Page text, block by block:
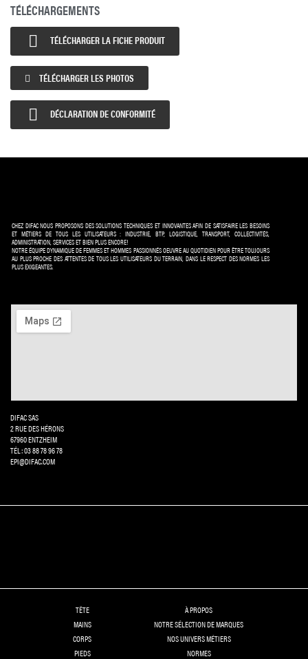
TÉLÉCHARGEMENTS
 TÉLÉCHARGER LA FICHE PRODUIT
TÉLÉCHARGER LES PHOTOS
 DÉCLARATION DE CONFORMITÉ
CHEZ DIFAC NOUS PROPOSONS DES SOLUTIONS TECHNIQUES ET INNOVANTES AFIN DE SATISFAIRE LES BESOINS
ET MÉTIERS DE TOUS LES UTILISATEURS : INDUSTRIE, BTP, LOGISTIQUE, TRANSPORT, COLLECTIVITÉS,
ADMINISTRATION, SERVICES ET BIEN PLUS ENCORE!
NOTRE ÉQUIPE DYNAMIQUE DE FEMMES ET HOMMES PASSIONNÉS OEUVRE AU QUOTIDIEN POUR ÊTRE TOUJOURS
AU PLUS PROCHE DES ATTENTES DE TOUS LES UTILISATEURS DU TERRAIN, DANS LE RESPECT DES NORMES LES
PLUS EXIGEANTES.
DIFAC SAS
2 RUE DES HÉRONS
67960 ENTZHEIM
TÉL: 03 88 78 96 78
EPI@DIFAC.COM
TÊTE
MAINS
CORPS
PIEDS
À PROPOS
NOTRE SÉLECTION DE MARQUES
NOS UNIVERS MÉTIERS
NORMES